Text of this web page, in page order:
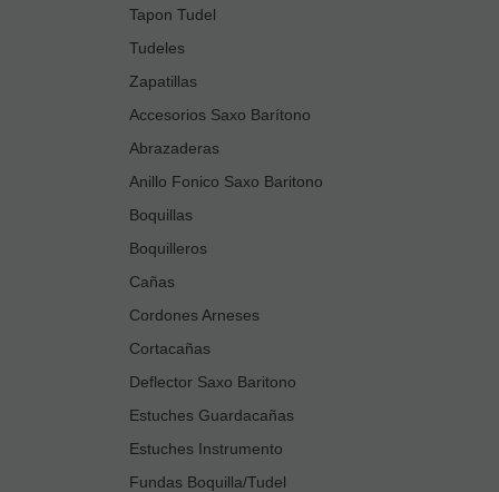
Tapon Tudel
Tudeles
Zapatillas
Accesorios Saxo Barítono
Abrazaderas
Anillo Fonico Saxo Baritono
Boquillas
Boquilleros
Cañas
Cordones Arneses
Cortacañas
Deflector Saxo Baritono
Estuches Guardacañas
Estuches Instrumento
Fundas Boquilla/Tudel